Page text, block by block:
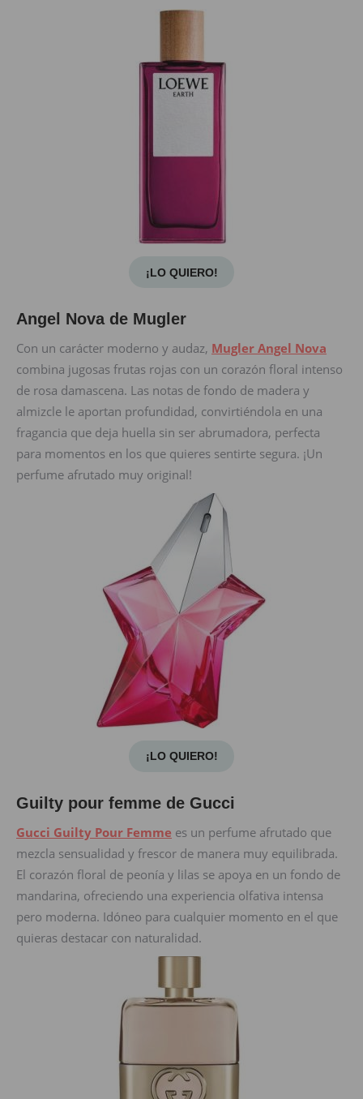
¡LO QUIERO!
Angel Nova de Mugler
Con un carácter moderno y audaz, Mugler Angel Nova
combina jugosas frutas rojas con un corazón floral intenso
de rosa damascena. Las notas de fondo de madera y
almizcle le aportan profundidad, convirtiéndola en una
fragancia que deja huella sin ser abrumadora, perfecta
para momentos en los que quieres sentirte segura. ¡Un
perfume afrutado muy original!
¡LO QUIERO!
Guilty pour femme de Gucci
Gucci Guilty Pour Femme es un perfume afrutado que
mezcla sensualidad y frescor de manera muy equilibrada.
El corazón floral de peonía y lilas se apoya en un fondo de
mandarina, ofreciendo una experiencia olfativa intensa
pero moderna. Idóneo para cualquier momento en el que
quieras destacar con naturalidad.